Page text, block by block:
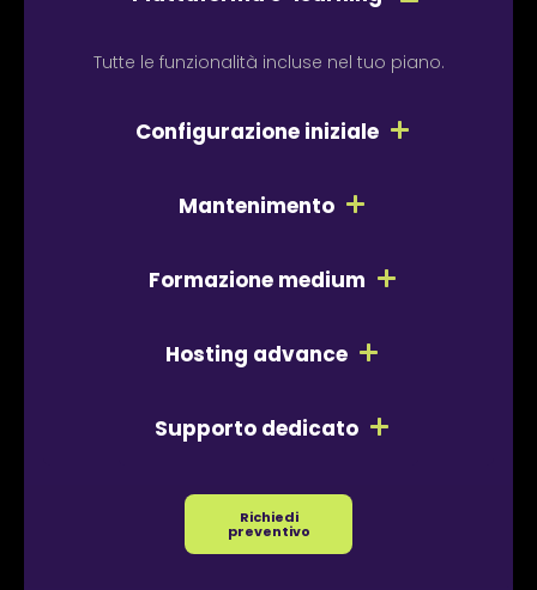
Tutte le funzionalità incluse nel tuo piano.
Configurazione iniziale
Mantenimento
Formazione medium
Hosting advance
Supporto dedicato
Richiedi
preventivo